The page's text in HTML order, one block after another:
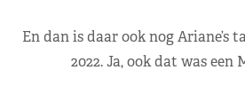
En dan is daar ook nog Ariane’s
2022. Ja, ook dat was een